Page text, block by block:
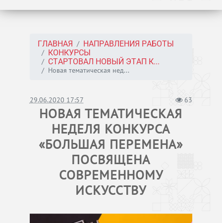
ГЛАВНАЯ
НАПРАВЛЕНИЯ РАБОТЫ
КОНКУРСЫ
СТАРТОВАЛ НОВЫЙ ЭТАП К...
Новая тематическая нед...
29.06.2020 17:57 63
НОВАЯ ТЕМАТИЧЕСКАЯ
НЕДЕЛЯ КОНКУРСА
«БОЛЬШАЯ ПЕРЕМЕНА»
ПОСВЯЩЕНА
СОВРЕМЕННОМУ
ИСКУССТВУ